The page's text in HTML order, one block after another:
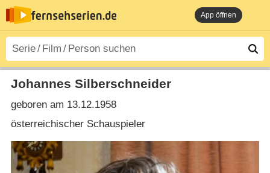
App öffnen
Johannes Silberschneider
geboren am 13.12.1958
österreichischer Schauspieler